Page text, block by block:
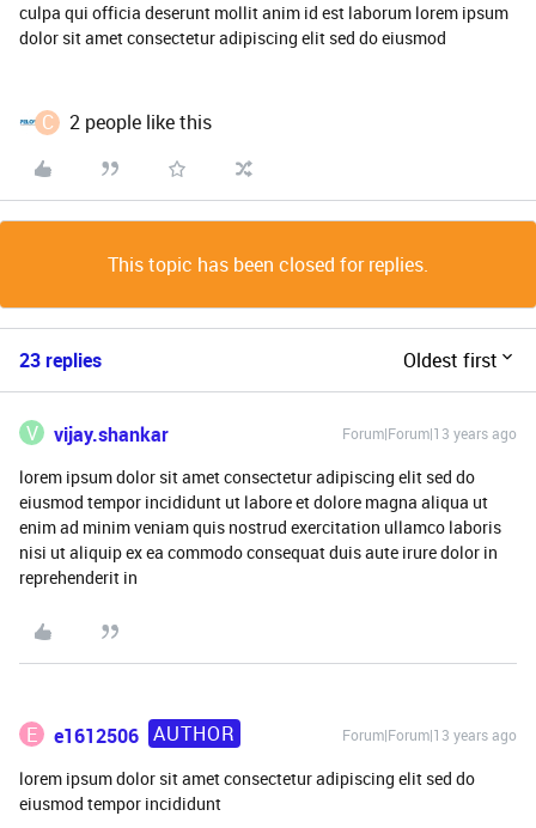
culpa qui officia deserunt mollit anim id est laborum lorem ipsum
dolor sit amet consectetur adipiscing elit sed do eiusmod
C 2 people like this
This topic has been closed for replies.
23 replies Oldest first
V vijay.shankar Forum|Forum|13 years ago
lorem ipsum dolor sit amet consectetur adipiscing elit sed do
eiusmod tempor incididunt ut labore et dolore magna aliqua ut
enim ad minim veniam quis nostrud exercitation ullamco laboris
nisi ut aliquip ex ea commodo consequat duis aute irure dolor in
reprehenderit in
E e1612506 AUTHOR Forum|Forum|13 years ago
lorem ipsum dolor sit amet consectetur adipiscing elit sed do
eiusmod tempor incididunt